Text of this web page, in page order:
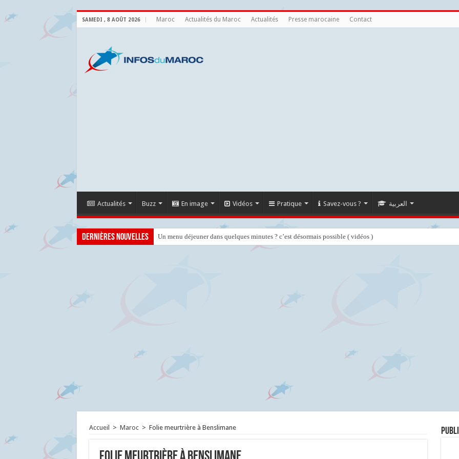
SAMEDI , 8 AOÛT 2026 Maroc Actualités du Maroc Actualités Presse marocaine Contact
Actualités Buzz En image Vidéos Pratique Savez-vous ? العربية
Dernières nouvelles Un menu déjeuner dans quelques minutes ? c’est désormais possible ( vidéos )
Accueil > Maroc > Folie meurtrière à Benslimane